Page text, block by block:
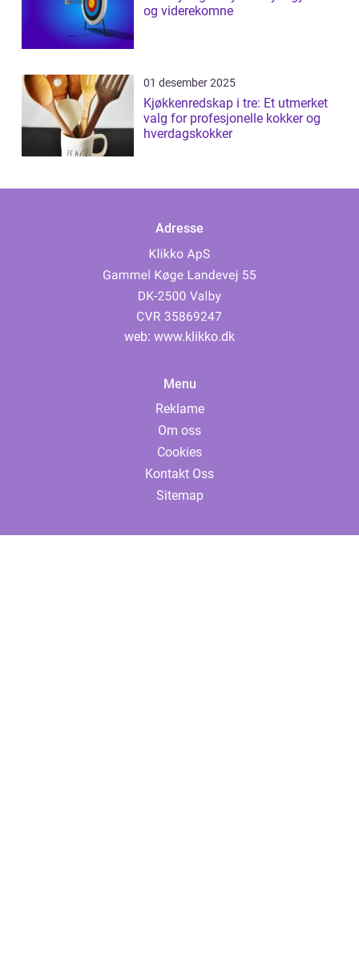
og viderekomne
01 desember 2025
Kjøkkenredskap i tre: Et utmerket
valg for profesjonelle kokker og
hverdagskokker
Adresse
web: www.klikko.dk
Menu
Reklame
Om oss
Cookies
Kontakt Oss
Sitemap